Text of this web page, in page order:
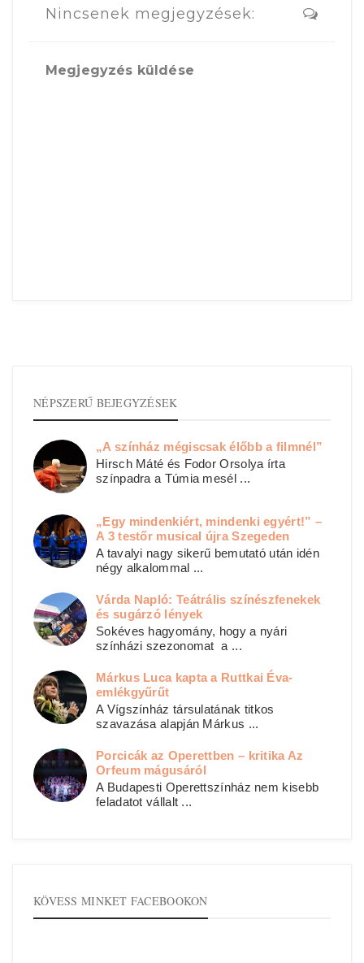
Nincsenek megjegyzések:
Megjegyzés küldése
NÉPSZERŰ BEJEGYZÉSEK
„A színház mégiscsak élőbb a filmnél”
Hirsch Máté és Fodor Orsolya írta
színpadra a Túmia mesél ...
„Egy mindenkiért, mindenki egyért!” –
A 3 testőr musical újra Szegeden
A tavalyi nagy sikerű bemutató után idén
négy alkalommal ...
Várda Napló: Teátrális színészfenekek
és sugárzó lények
Sokéves hagyomány, hogy a nyári
színházi szezonomat a ...
Márkus Luca kapta a Ruttkai Éva-
emlékgyűrűt
A Vígszínház társulatának titkos
szavazása alapján Márkus ...
Porcicák az Operettben – kritika Az
Orfeum mágusáról
A Budapesti Operettszínház nem kisebb
feladatot vállalt ...
KÖVESS MINKET FACEBOOKON